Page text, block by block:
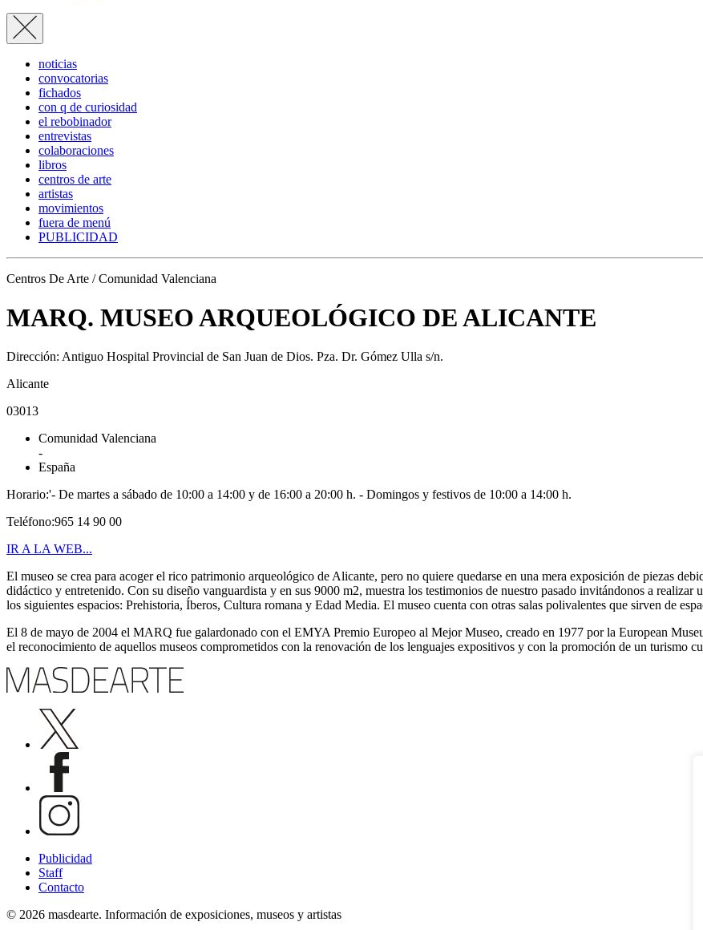
noticias
convocatorias
fichados
con q de curiosidad
el rebobinador
entrevistas
colaboraciones
libros
centros de arte
artistas
movimientos
fuera de menú
PUBLICIDAD
Centros De Arte / Comunidad Valenciana
MARQ. MUSEO ARQUEOLÓGICO DE ALICANTE
Dirección: Antiguo Hospital Provincial de San Juan de Dios. Pza. Dr. Gómez Ulla s/n.
Alicante
03013
Comunidad Valenciana
-
España
Horario:'- De martes a sábado de 10:00 a 14:00 y de 16:00 a 20:00 h. - Domingos y festivos de 10:00 a 14:00 h.
Teléfono:965 14 90 00
IR A LA WEB...
El museo se crea para acoger el rico patrimonio arqueológico de Alicante, pero no quiere quedarse en una mera exposición de piezas
didáctico y entretenido. Con su diseño vanguardista y en sus 9000 m2, muestra los testimonios de nuestro pasado invitándonos a realizar
los siguientes espacios: Prehistoria, Íberos, Cultura romana y Edad Media. El museo cuenta con otras salas polivalentes que sirven de
El 8 de mayo de 2004 el MARQ fue galardonado con el EMYA Premio Europeo al Mejor Museo, creado en 1977 por la European
el reconocimiento de aquellos museos comprometidos con la renovación de los lenguajes expositivos y con la promoción de un turismo
Publicidad
Staff
Contacto
© 2026 masdearte. Información de exposiciones, museos y artistas